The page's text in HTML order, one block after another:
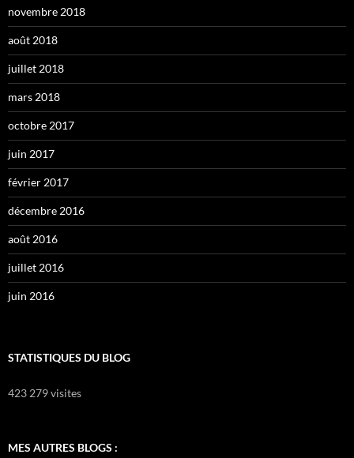
novembre 2018
août 2018
juillet 2018
mars 2018
octobre 2017
juin 2017
février 2017
décembre 2016
août 2016
juillet 2016
juin 2016
STATISTIQUES DU BLOG
423 279 visites
MES AUTRES BLOGS :